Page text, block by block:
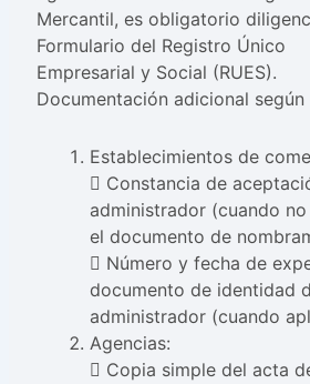
Mercantil, es obligatorio
Formulario del Registro Único
Empresarial y Social (RUES).
Documentación adicional
Establecimientos de
 Constancia de
administrador (cuando
el documento de
 Número y fecha de
documento de identidad
administrador (cuando
Agencias:
 Copia simple del acta